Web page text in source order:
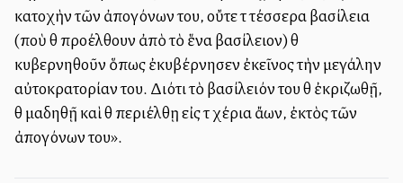
κατοχὴν τῶν ἀπογόνων του, οὔτε τὰ τέσσερα βασίλεια
(ποὺ θὰ προέλθουν ἀπὸ τὸ ἕνα βασίλειον) θὰ
κυβερνηθοῦν ὅπως ἐκυβέρνησεν ἐκεῖνος τὴν μεγάλην
αὐτοκρατορίαν του. Διότι τὸ βασίλειόν του θὰ ἐκριζωθῇ,
θὰ μαδηθῇ καὶ θὰ περιέλθῃ εἰς τὰ χέρια ἄλλων, ἐκτὸς τῶν
ἀπογόνων του».